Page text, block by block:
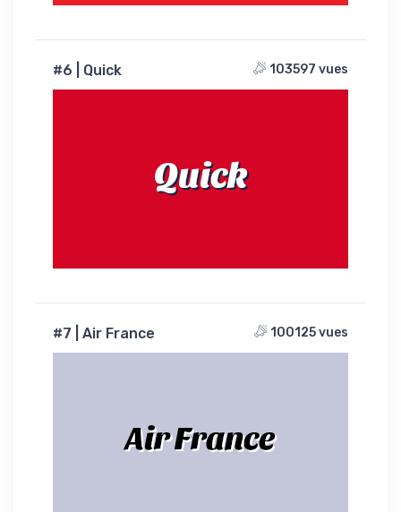
#6 | Quick 103597 vues
Quick
#7 | Air France 100125 vues
Air France